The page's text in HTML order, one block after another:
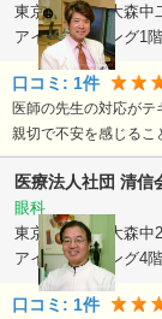
東京都大田区大森中
アイビルディング1階
口コミ: 1件
医師の先生の対応がテ
親切で不安を感じるこ
医療法人社団 清信
眼科
東京都大田区
大森中
アイビルディング4階
口コミ: 1件